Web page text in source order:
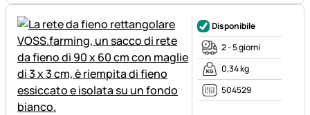
Disponibile
2 - 5 giorni
0,34 kg
504529